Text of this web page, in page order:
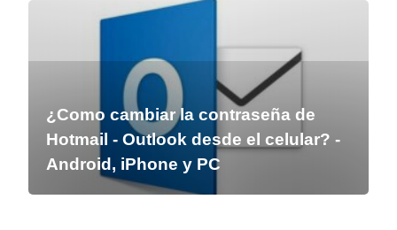
¿Como cambiar la contraseña de
Hotmail - Outlook desde el celular? -
Android, iPhone y PC